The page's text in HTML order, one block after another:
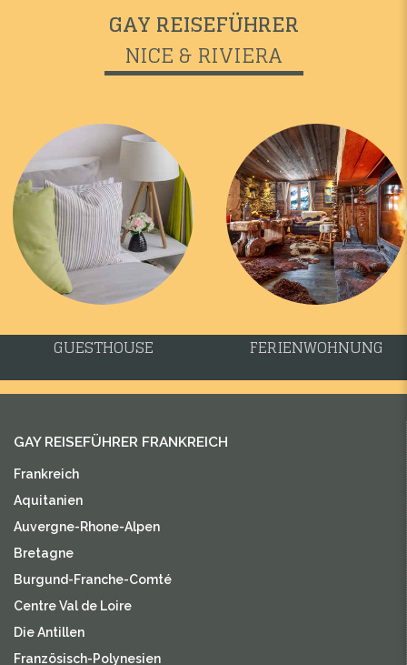
GAY REISEFÜHRER
NICE & RIVIERA
GUESTHOUSE FERIENWOHNUNG
GAY REISEFÜHRER FRANKREICH
Frankreich
Aquitanien
Auvergne-Rhone-Alpen
Bretagne
Burgund-Franche-Comté
Centre Val de Loire
Die Antillen
Französisch-Polynesien